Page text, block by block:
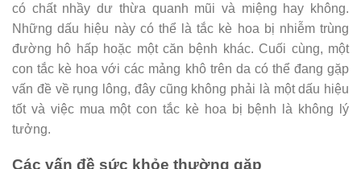
có chất nhầy dư thừa quanh mũi và miệng hay không.
Những dấu hiệu này có thể là tắc kè hoa bị nhiễm trùng
đường hô hấp hoặc một căn bệnh khác. Cuối cùng, một
con tắc kè hoa với các mảng khô trên da có thể đang gặp
vấn đề về rụng lông, đây cũng không phải là một dấu hiệu
tốt và việc mua một con tắc kè hoa bị bệnh là không lý
tưởng.
Các vấn đề sức khỏe thường gặp